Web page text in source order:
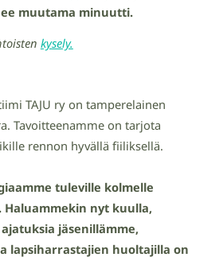
muutama minuutti.
kysely.
TAJU ry on tamperelainen
Tavoitteenamme on tarjota
rennon hyvällä fiiliksellä.
tuleville kolmelle
Haluammekin nyt kuulla,
jäsenillämme,
lapsiharrastajien huoltajilla on